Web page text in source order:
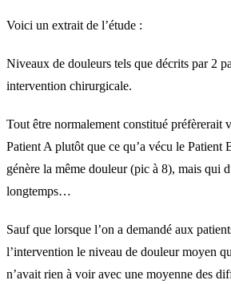
Voici un extrait de l’étude :
Niveaux de douleurs tels que décrits par 2
intervention chirurgicale.
Tout être normalement constitué préfèrerait
Patient A plutôt que ce qu’a vécu le Patient
génère la même douleur (pic à 8), mais qui
longtemps…
Sauf que lorsque l’on a demandé aux
l’intervention le niveau de douleur moyen
n’avait rien à voir avec une moyenne des